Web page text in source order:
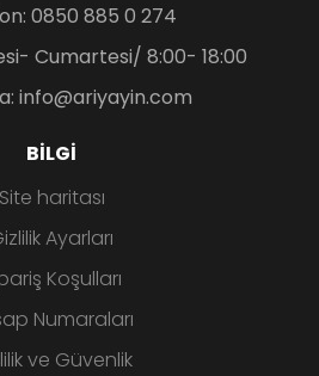
0850 885 0 274
Cumartesi/ 8:00- 18:00
info@ariyayin.com
BILGI
Site haritası
Ayarları
Koşulları
Numaraları
ve Güvenlik